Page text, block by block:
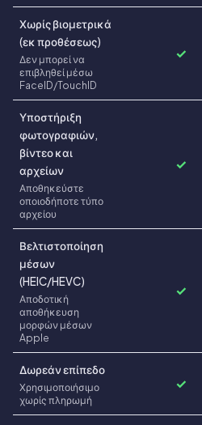
Χωρίς βιομετρικά
(εκ προθέσεως)
Δεν μπορεί να
επιβληθεί μέσω
FaceID/TouchID
✓
Υποστήριξη
φωτογραφιών,
βίντεο και
αρχείων
Αποθηκεύστε
οποιοδήποτε τύπο
αρχείου
✓
Βελτιστοποίηση
μέσων
(HEIC/HEVC)
Αποδοτική
αποθήκευση
μορφών μέσων
Apple
✓
Δωρεάν επίπεδο
Χρησιμοποιήσιμο
χωρίς πληρωμή
✓